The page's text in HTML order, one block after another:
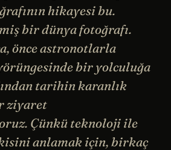
hikayesi bu.
bir dünya fotoğrafı.
önce astronotlarla
bir yolculuğa
tarihin karanlık
ziyaret
Çünkü teknoloji ile
anlamak için, birkaç